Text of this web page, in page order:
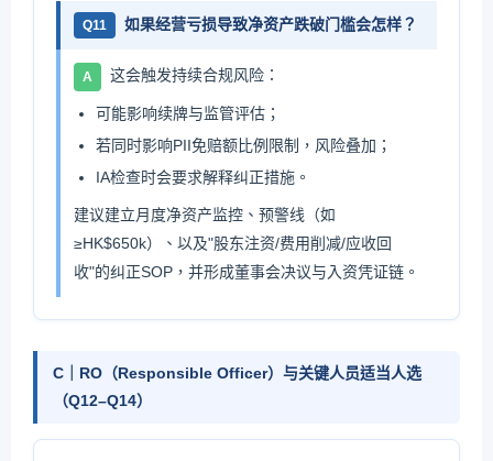
Q11 如果经营亏损导致净资产跌破门槛会怎样？
A 这会触发持续合规风险：
可能影响续牌与监管评估；
若同时影响PII免赔额比例限制，风险叠加；
IA检查时会要求解释纠正措施。
建议建立月度净资产监控、预警线（如
≥HK$650k）、以及"股东注资/费用削减/应收回
收"的纠正SOP，并形成董事会决议与入资凭证链。
C｜RO（Responsible Officer）与关键人员适当人选
（Q12–Q14）